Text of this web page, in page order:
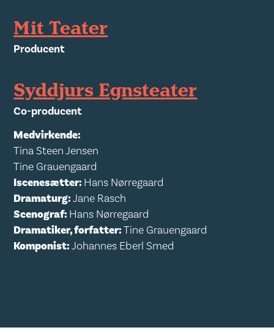
Mit Teater
Producent
Syddjurs Egnsteater
Co-producent
Medvirkende:
Tina Steen Jensen
Tine Grauengaard
Iscenesætter: Hans Nørregaard
Dramaturg:Jane Rasch
Scenograf: Hans Nørregaard
Dramatiker, forfatter:Tine Grauengaard
Komponist:Johannes Eberl Smed